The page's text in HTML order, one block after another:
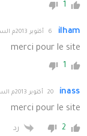
1
ilham 6 أكتوبر 2013م الساعة 21:48
merci pour le site
1
inass 20 أكتوبر 2013م الساعة 12:09
merci pour le site
2 رد